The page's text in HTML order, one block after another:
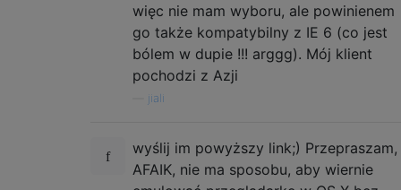
więc nie mam wyboru, ale powinienem
go także kompatybilny z IE 6 (co jest
bólem w dupie !!! arggg). Mój klient
pochodzi z Azji
jiali
wyślij im powyższy link;) Przepraszam,
AFAIK, nie ma sposobu, aby wiernie